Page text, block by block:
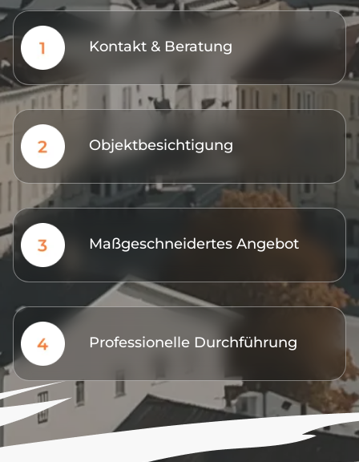
Kontakt & Beratung
Objektbesichtigung
Maßgeschneidertes Angebot
Professionelle Durchführung